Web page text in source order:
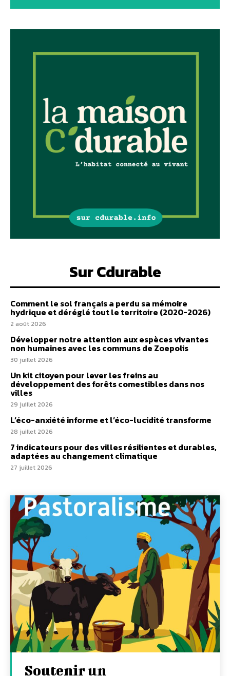
Sur Cdurable
Comment le sol français a perdu sa mémoire
hydrique et déréglé tout le territoire (2020-2026)
2 août 2026
Développer notre attention aux espèces vivantes
non humaines avec les communs de Zoepolis
30 juillet 2026
Un kit citoyen pour lever les freins au
développement des forêts comestibles dans nos
villes
29 juillet 2026
L’éco-anxiété informe et l’éco-lucidité transforme
28 juillet 2026
7 indicateurs pour des villes résilientes et durables,
adaptées au changement climatique
27 juillet 2026
Soutenir un